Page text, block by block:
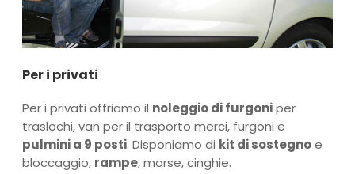
Per i privati
Per i privati offriamo il noleggio di furgoniper
traslochi, van per il trasporto merci, furgoni e
pulmini a 9 posti. Disponiamo di kit di sostegnoe
bloccaggio, rampe, morse, cinghie.